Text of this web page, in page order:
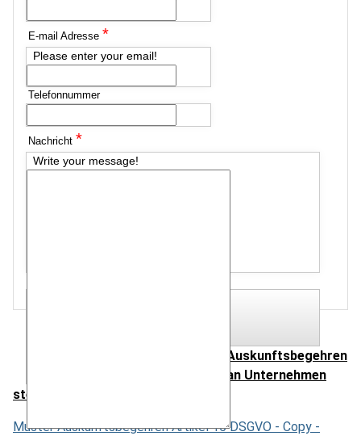
E-mail Adresse *
Please enter your email!
Telefonnummer
Nachricht *
Write your message!
Auskunftsbegehren
an Unternehmen
stellen, unverbindliches Muster:
Muster Auskunftsbegehren Artikel 15 DSGVO - Copy -